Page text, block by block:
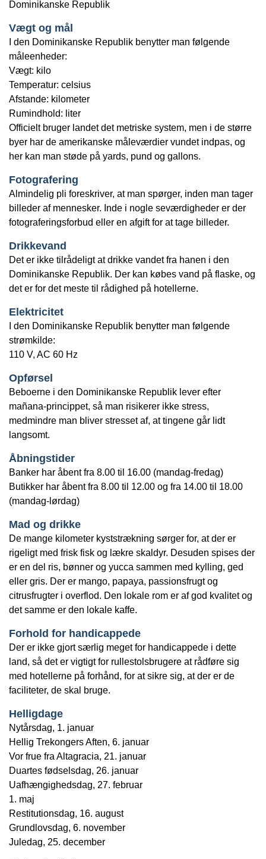
Dominikanske Republik
Vægt og mål
I den Dominikanske Republik benytter man følgende
måleenheder:
Vægt: kilo
Temperatur: celsius
Afstande: kilometer
Rumindhold: liter
Officielt bruger landet det metriske system, men i de større
byer har de amerikanske måleværdier vundet indpas, og
her kan man støde på yards, pund og gallons.
Fotografering
Almindelig pli foreskriver, at man spørger, inden man tager
billeder af mennesker. Inde i nogle seværdigheder er der
fotograferingsforbud eller en afgift for at tage billeder.
Drikkevand
Det er ikke tilrådeligt at drikke vandet fra hanen i den
Dominikanske Republik. Der kan købes vand på flaske, og
det er for det meste til rådighed på hotellerne.
Elektricitet
I den Dominikanske Republik benytter man følgende
strømkilde:
110 V, AC 60 Hz
Opførsel
Beboerne i den Dominikanske Republik lever efter
mañana-princippet, så man risikerer ikke stress,
medmindre man bliver stresset af, at tingene går lidt
langsomt.
Åbningstider
Banker har åbent fra 8.00 til 16.00 (mandag-fredag)
Butikker har åbent fra 8.00 til 12.00 og fra 14.00 til 18.00
(mandag-lørdag)
Mad og drikke
De mange kilometer kyststrækning sørger for, at der er
rigeligt med frisk fisk og lækre skaldyr. Desuden spises der
er en del ris, bønner og yucca sammen med kylling, ged
eller gris. Der er mango, papaya, passionsfrugt og
citrusfrugter i overflod. Den lokale rom er af god kvalitet og
det samme er den lokale kaffe.
Forhold for handicappede
Der er ikke gjort særlig meget for handicappede i dette
land, så det er vigtigt for rullestolsbrugere at rådføre sig
med hotellerne på forhånd, for at sikre sig, at der er de
faciliteter, de skal bruge.
Helligdage
Nytårsdag, 1. januar
Hellig Trekongers Aften, 6. januar
Vor frue fra Altagracia, 21. januar
Duartes fødselsdag, 26. januar
Uafhængighedsdag, 27. februar
1. maj
Restitutionsdag, 16. august
Grundlovsdag, 6. november
Juledag, 25. december